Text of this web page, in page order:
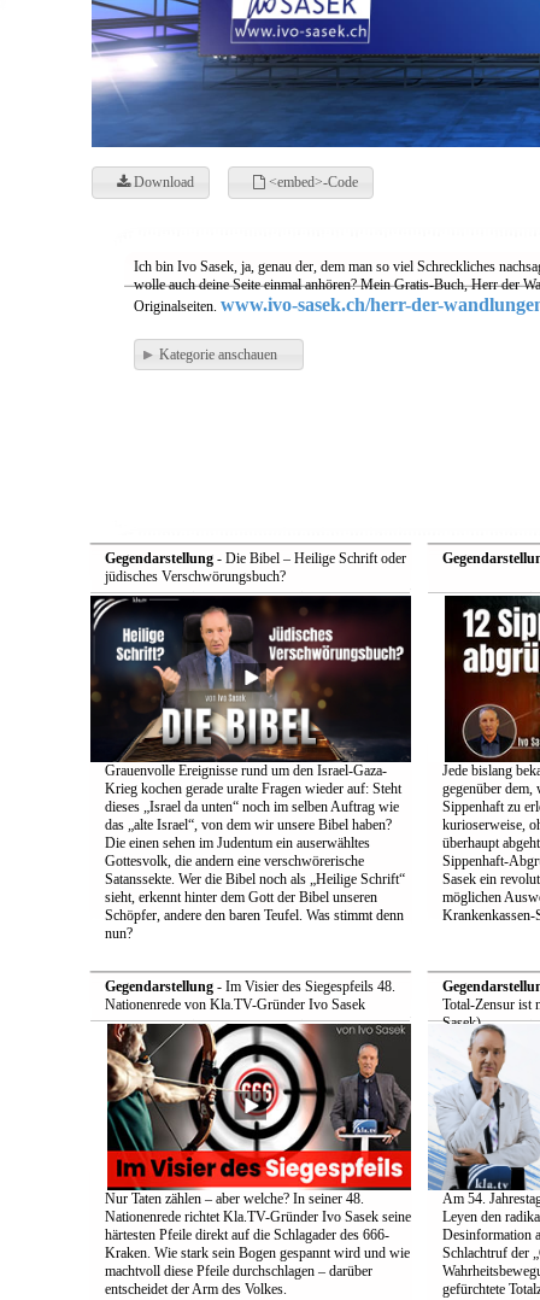
Download <embed>-Code
Ich bin Ivo Sasek, ja, genau der, dem man so viel Schreckliches
wolle auch deine Seite einmal anhören? Mein Gratis-Buch, Herr der
Originalseiten. www.ivo-sasek.ch/herr-der-
Kategorie anschauen
Gegendarstellung- Die Bibel – Heilige Schrift oder
jüdisches Verschwörungsbuch?
Grauenvolle Ereignisse rund um den Israel-Gaza-
Krieg kochen gerade uralte Fragen wieder auf: Steht
dieses „Israel da unten“ noch im selben Auftrag wie
das „alte Israel“, von dem wir unsere Bibel haben?
Die einen sehen im Judentum ein auserwähltes
Gottesvolk, die andern eine verschwörerische
Satanssekte. Wer die Bibel noch als „Heilige Schrift“
sieht, erkennt hinter dem Gott der Bibel unseren
Schöpfer, andere den baren Teufel. Was stimmt denn
nun?
Jede bislang
gegenüber dem,
Sippenhaft zu
kurioserweise,
überhaupt
Sippenhaft-
Sasek ein
möglichen
Krankenkassen-
Gegendarstellung- Im Visier des Siegespfeils 48.
Nationenrede von Kla.TV-Gründer Ivo Sasek
Nur Taten zählen – aber welche? In seiner 48.
Nationenrede richtet Kla.TV-Gründer Ivo Sasek seine
härtesten Pfeile direkt auf die Schlagader des 666-
Kraken. Wie stark sein Bogen gespannt wird und wie
machtvoll diese Pfeile durchschlagen – darüber
entscheidet der Arm des Volkes.
Total-Zensur ist
Sasek)
Am 54.
Leyen den
Desinformation
Schlachtruf der
gefürchtete